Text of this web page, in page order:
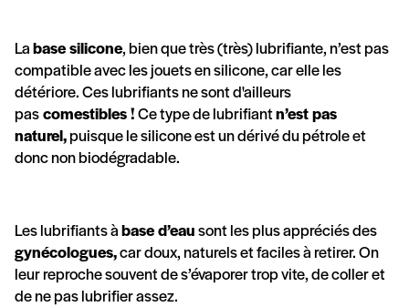
Labase silicone, bien que très (très) lubrifiante, n’est pas
compatible avec les jouets en silicone, car elle les
détériore. Ces lubrifiants ne sont d'ailleurs
pascomestibles !Ce type de lubrifiantn’est pas
naturel,puisque le silicone est un dérivé du pétrole et
doncnon biodégradable.
Les lubrifiants àbase d’eausont les plus appréciés des
gynécologues,car doux, naturels et faciles à retirer. On
leur reproche souvent de s’évaporer trop vite, de coller et
de ne pas lubrifier assez.